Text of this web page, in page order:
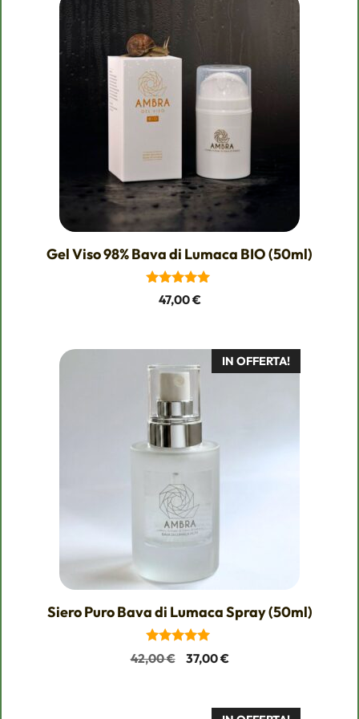
Gel Viso 98% Bava di Lumaca BIO (50ml)
5.00
su 5
47,00€
IN OFFERTA!
Siero Puro Bava di Lumaca Spray (50ml)
5.00
su 5
42,00€
Il
37,00€Il
è: